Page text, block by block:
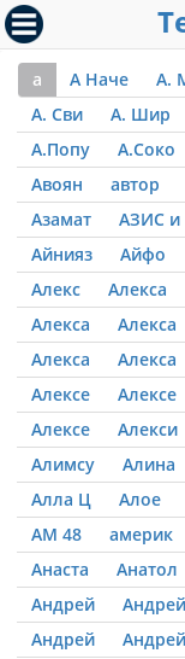
а А Наче А.
А. Сви
А. Шир
А.Попу
А.Соко
Авоян
автор
Азамат
АЗИС и
Айнияз
Айфо
Алекс
Алекса
Алекса
Алекса
Алекса
Алекса
Алексе
Алексе
Алексе
Алекси
Алимсу
Алина
Алла Ц
Алое
АМ 48
америк
Анаста
Анатол
Андрей
Андрей
Андрей
Андрей